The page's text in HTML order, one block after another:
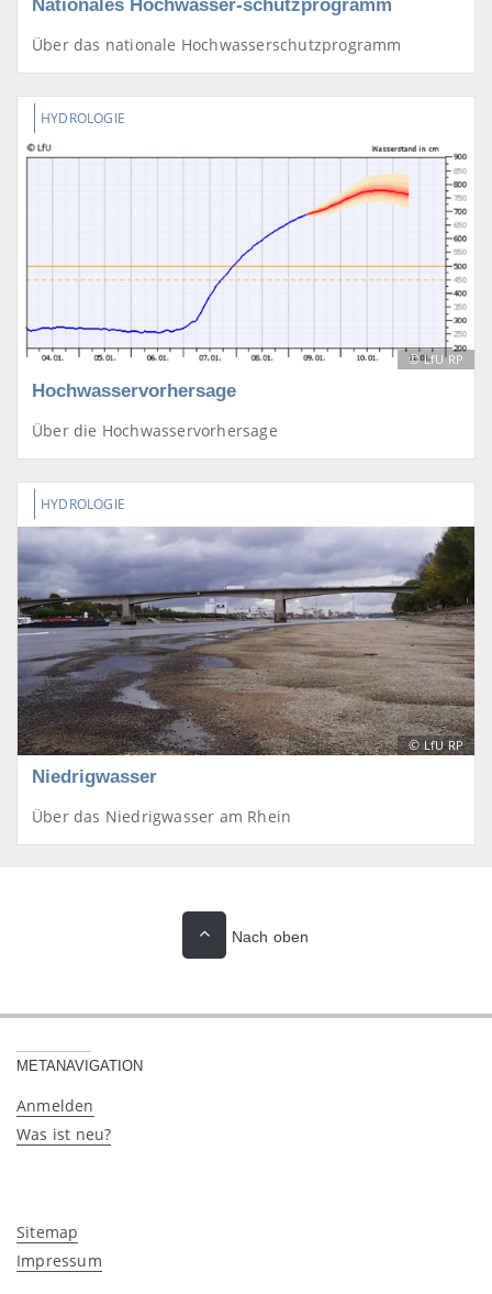
Nationales Hochwasser-schutzprogramm
Über das nationale Hochwasserschutzprogramm
HYDROLOGIE
©LfU RP
Hochwasservorhersage
Über die Hochwasservorhersage
HYDROLOGIE
©LfU RP
Niedrigwasser
Über das Niedrigwasser am Rhein
Nach oben
METANAVIGATION
Anmelden
Was ist neu?
Sitemap
Impressum